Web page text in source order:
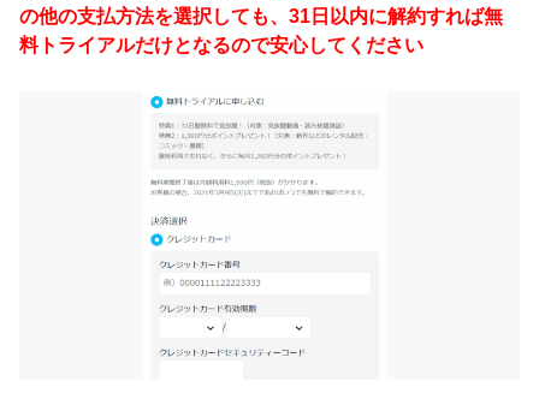
の他の支払方法を選択しても、31日以内に解約すれば無
料トライアルだけとなるので安心してください